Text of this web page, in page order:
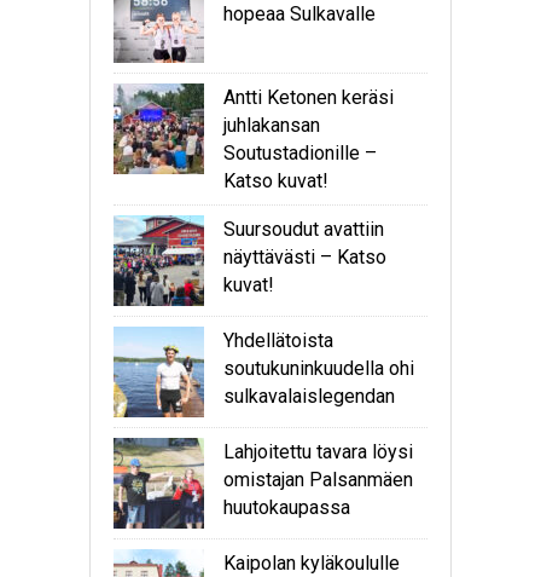
hopeaa Sulkavalle
Antti Ketonen keräsi
juhlakansan
Soutustadionille –
Katso kuvat!
Suursoudut avattiin
näyttävästi – Katso
kuvat!
Yhdellätoista
soutukuninkuudella ohi
sulkavalaislegendan
Lahjoitettu tavara löysi
omistajan Palsanmäen
huutokaupassa
Kaipolan kyläkoululle